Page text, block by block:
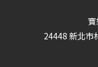
24448 新北市